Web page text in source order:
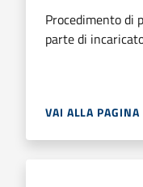
Procedimento di
parte di
VAI ALLA PAGINA